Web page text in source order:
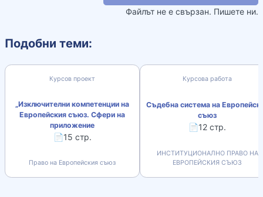
Файлът не е свързан. Пишете ни.
Подобни теми:
Курсов проект
„Изключителни компетенции на
Европейския съюз. Сфери на
приложение
📄15 стр.
Право на Европейския съюз
Курсова работа
Съдебна система на
съюз
📄12 стр.
ИНСТИТУЦИОНАЛНО ПРАВО НА
ЕВРОПЕЙСКИЯ СЪЮЗ